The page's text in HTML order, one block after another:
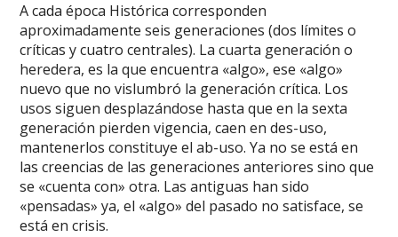
A cada época Histórica corresponden
aproximadamente seis generaciones (dos límites o
críticas y cuatro centrales). La cuarta generación o
heredera, es la que encuentra «algo», ese «algo»
nuevo que no vislumbró la generación crítica. Los
usos siguen desplazándose hasta que en la sexta
generación pierden vigencia, caen en des-uso,
mantenerlos constituye el ab-uso. Ya no se está en
las creencias de las generaciones anteriores sino que
se «cuenta con» otra. Las antiguas han sido
«pensadas» ya, el «algo» del pasado no satisface, se
está en crisis.